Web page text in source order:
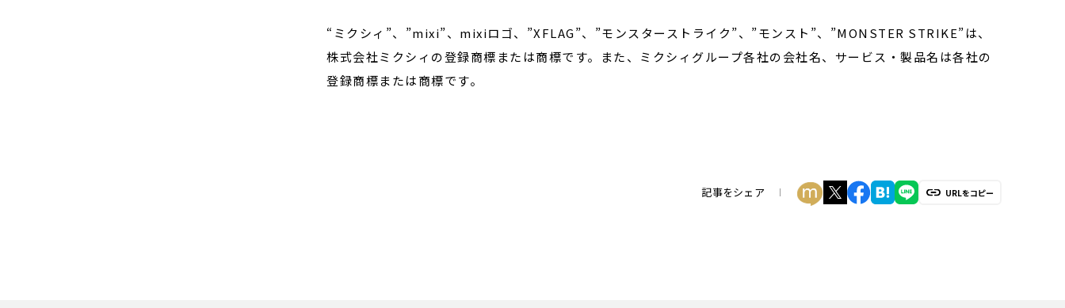
“ミクシィ”、”mixi”、mixiロゴ、”XFLAG”、”モンスターストライク”、”モンスト”、”MONSTER STRIKE”は、
株式会社ミクシィの登録商標または商標です。また、ミクシィグループ各社の会社名、サービス・製品名は各社の
登録商標または商標です。
記事をシェア URLをコピー